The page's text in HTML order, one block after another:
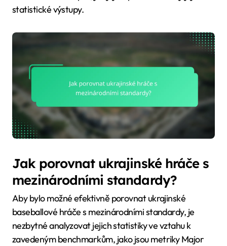
statistické výstupy.
Jak porovnat ukrajinské hráče s
mezinárodními standardy?
Aby bylo možné efektivně porovnat ukrajinské
baseballové hráče s mezinárodními standardy, je
nezbytné analyzovat jejich statistiky ve vztahu k
zavedeným benchmarkům, jako jsou metriky Major